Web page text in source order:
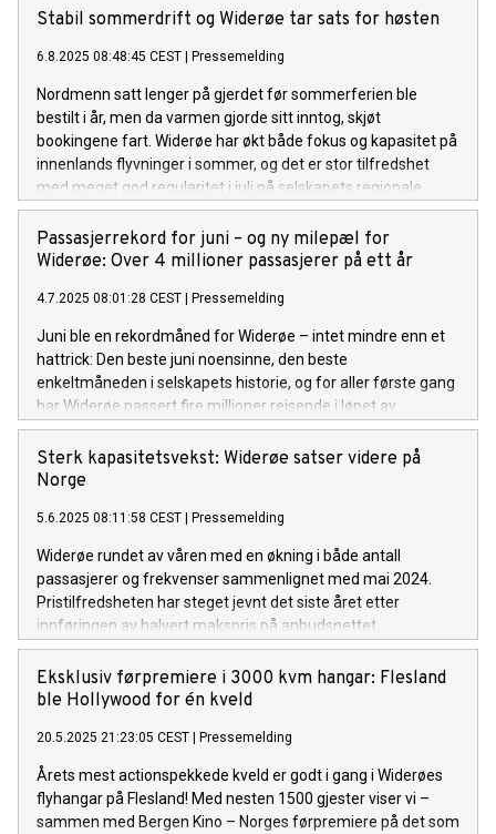
Stabil sommerdrift og Widerøe tar sats for høsten
6.8.2025 08:48:45 CEST | Pressemelding
Nordmenn satt lenger på gjerdet før sommerferien ble
bestilt i år, men da varmen gjorde sitt inntog, skjøt
bookingene fart. Widerøe har økt både fokus og kapasitet på
innenlands flyvninger i sommer, og det er stor tilfredshet
med meget god regularitet i juli på selskapets regionale
ruter.
Passasjerrekord for juni – og ny milepæl for
Widerøe: Over 4 millioner passasjerer på ett år
4.7.2025 08:01:28 CEST | Pressemelding
Juni ble en rekordmåned for Widerøe – intet mindre enn et
hattrick: Den beste juni noensinne, den beste
enkeltmåneden i selskapets historie, og for aller første gang
har Widerøe passert fire millioner reisende i løpet av
rullerende 12 måneder. Internasjonale turister strømmer til
Norge for såkalte coolcations, og Widerøe setter samtidig
nye kapasitetsrekorder denne sommeren. Men, det finnes
Sterk kapasitetsvekst: Widerøe satser videre på
Norge
5.6.2025 08:11:58 CEST | Pressemelding
Widerøe rundet av våren med en økning i både antall
passasjerer og frekvenser sammenlignet med mai 2024.
Pristilfredsheten har steget jevnt det siste året etter
innføringen av halvert makspris på anbudsnettet.
Flyselskapet øker kapasiteten ytterligere og legger til rette
for tidenes Norgesferie med et historisk rutetilbud.
Eksklusiv førpremiere i 3000 kvm hangar: Flesland
ble Hollywood for én kveld
20.5.2025 21:23:05 CEST | Pressemelding
Årets mest actionspekkede kveld er godt i gang i Widerøes
flyhangar på Flesland! Med nesten 1500 gjester viser vi –
sammen med Bergen Kino – Norges førpremiere på det som